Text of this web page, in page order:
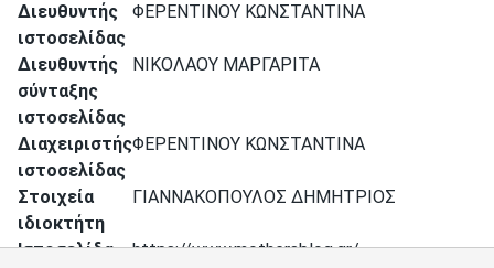
Διευθυντής
ιστοσελίδας
ΦΕΡΕΝΤΙΝΟΥ ΚΩΝΣΤΑΝΤΙΝΑ
Διευθυντής
σύνταξης
ιστοσελίδας
ΝΙΚΟΛΑΟΥ ΜΑΡΓΑΡΙΤΑ
Διαχειριστής
ιστοσελίδας
ΦΕΡΕΝΤΙΝΟΥ ΚΩΝΣΤΑΝΤΙΝΑ
Στοιχεία
ιδιοκτήτη
ΓΙΑΝΝΑΚΟΠΟΥΛΟΣ ΔΗΜΗΤΡΙΟΣ
Ιστοσελίδα https://www.mothersblog.gr/